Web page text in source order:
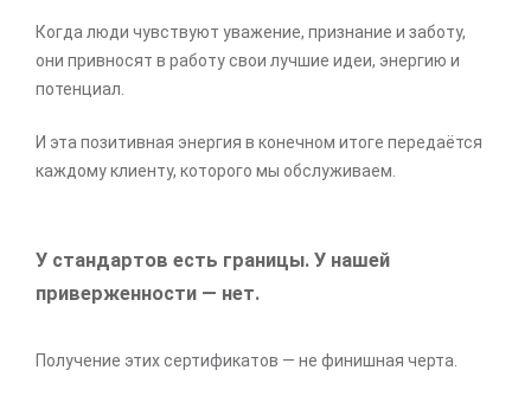
Когда люди чувствуют уважение, признание и заботу,
они привносят в работу свои лучшие идеи, энергию и
потенциал.
И эта позитивная энергия в конечном итоге передаётся
каждому клиенту, которого мы обслуживаем.
У стандартов есть границы. У нашей
приверженности — нет.
Получение этих сертификатов — не финишная черта.